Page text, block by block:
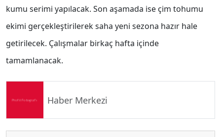
kumu serimi yapılacak. Son aşamada ise çim tohumu
ekimi gerçekleştirilerek saha yeni sezona hazır hale
getirilecek. Çalışmalar birkaç hafta içinde
tamamlanacak.
Haber Merkezi